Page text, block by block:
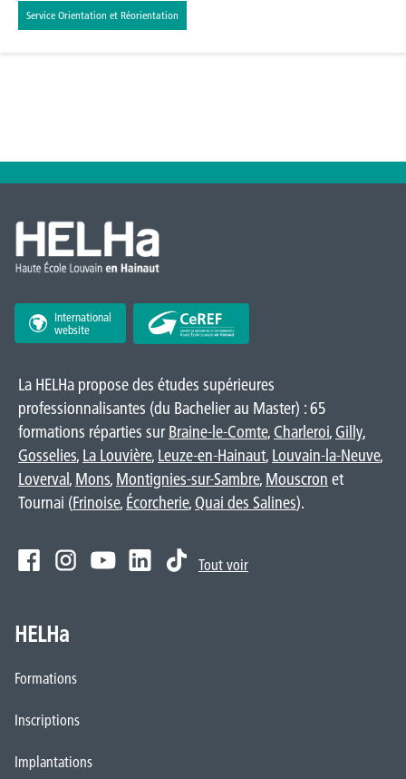
Service Orientation et Réorientation
International
website
La HELHa propose des études supérieures
professionnalisantes (du Bachelier au Master) : 65
formations réparties surBraine-le-Comte, Charleroi, Gilly,
Gosselies, La Louvière, Leuze-en-Hainaut, Louvain-la-Neuve,
Loverval, Mons, Montignies-sur-Sambre, Mouscron et
Tournai (Frinoise, Écorcherie, Quai des Salines).
Tout voir
HELHa
Formations
Inscriptions
Implantations